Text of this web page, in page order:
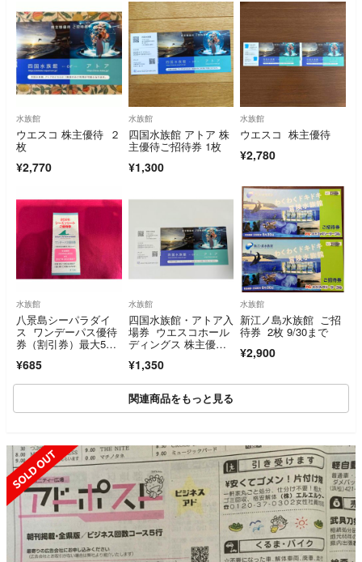
水族館
ウエスコ 株主優待 ２
枚
¥2,770
水族館
四国水族館 アトア 株
主優待ご招待券 1枚
¥1,300
水族館
ウエスコ 株主優待
¥2,780
水族館
八景島シーパラダイ
ス ワンデーパス優待
券（割引券）最大5名
¥685
水族館
四国水族館・アトア入
場券 ウエスコホール
ディングス 株主優待
¥1,350
水族館
新江ノ島水族館 ご招
待券 2枚 9/30まで
¥2,900
関連商品をもっと見る
SOLD OUT